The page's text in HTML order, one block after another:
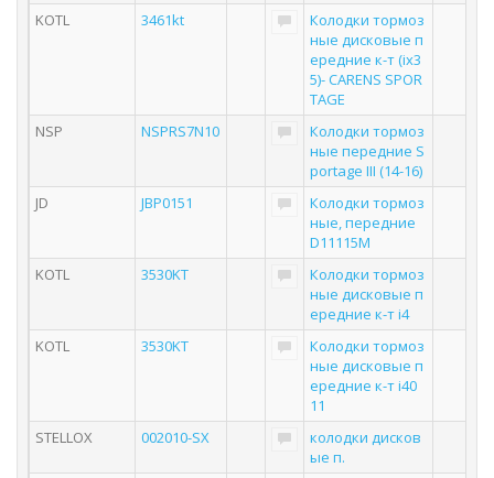
KOTL
3461kt
Колодки тормоз
ные дисковые п
ередние к-т (ix3
5)- CARENS SPOR
TAGE
NSP
NSPRS7N10
Колодки тормоз
ные передние S
portage III (14-16)
JD
JBP0151
Колодки тормоз
ные, передние
D11115M
KOTL
3530KT
Колодки тормоз
ные дисковые п
ередние к-т i4
KOTL
3530KT
Колодки тормоз
ные дисковые п
ередние к-т i40
11
STELLOX
002010-SX
колодки дисков
ые п.